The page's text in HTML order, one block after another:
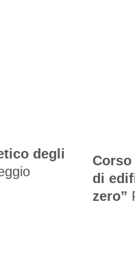
degli
Corso
di
zero”